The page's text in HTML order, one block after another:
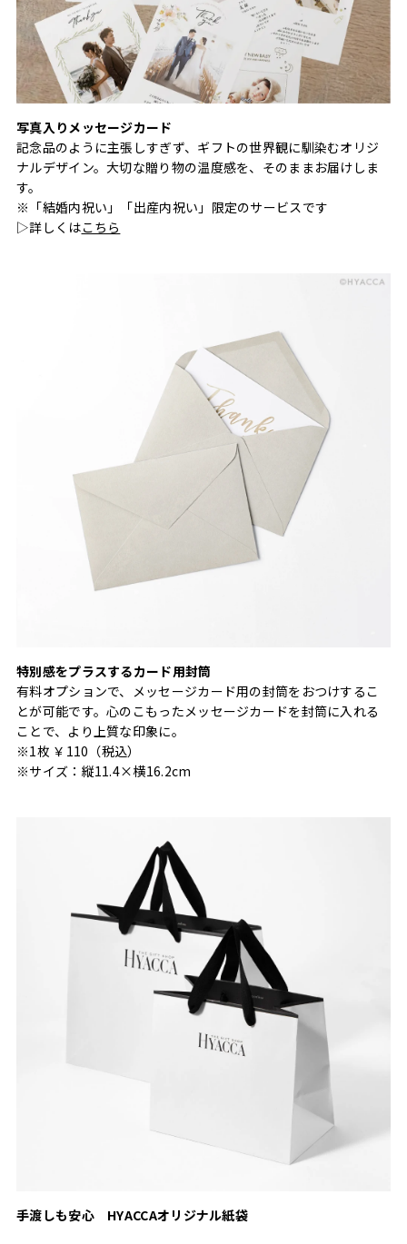
写真入りメッセージカード
記念品のように主張しすぎず、ギフトの世界観に馴染むオリジ
ナルデザイン。大切な贈り物の温度感を、そのままお届けしま
す。
※「結婚内祝い」「出産内祝い」限定のサービスです
▷詳しくはこちら
特別感をプラスするカード用封筒
有料オプションで、メッセージカード用の封筒をおつけするこ
とが可能です。心のこもったメッセージカードを封筒に入れる
ことで、より上質な印象に。
※1枚 ￥110（税込）
※サイズ：縦11.4×横16.2cm
手渡しも安心 HYACCAオリジナル紙袋